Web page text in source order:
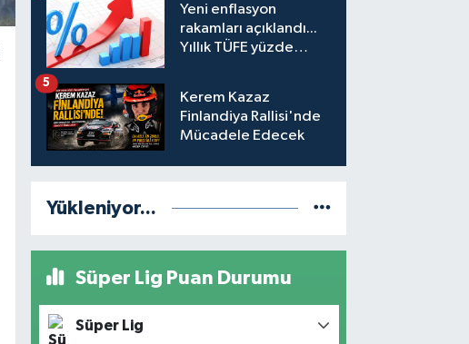
engeli mahkemeye
taşındı
Yeni enflasyon
rakamları açıklandı...
Yıllık TÜFE yüzde
Kerem Kazaz
Finlandiya Rallisi'nde
Mücadele Edecek
5
Yükleniyor...
Süper Lig Puan Durumu
Süper Lig